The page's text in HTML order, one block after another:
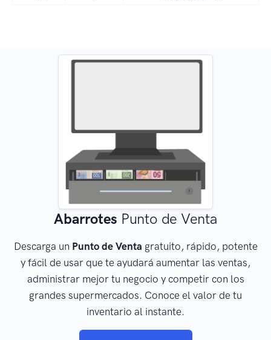
Abarrotes Punto de Venta
Descarga un Punto de Venta gratuito, rápido, potente
y fácil de usar que te ayudará aumentar las ventas,
administrar mejor tu negocio y competir con los
grandes supermercados. Conoce el valor de tu
inventario al instante.